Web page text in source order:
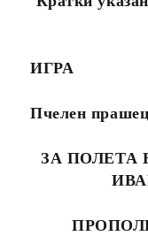
ИГРА
Пчелен
ЗА ПОЛЕТА